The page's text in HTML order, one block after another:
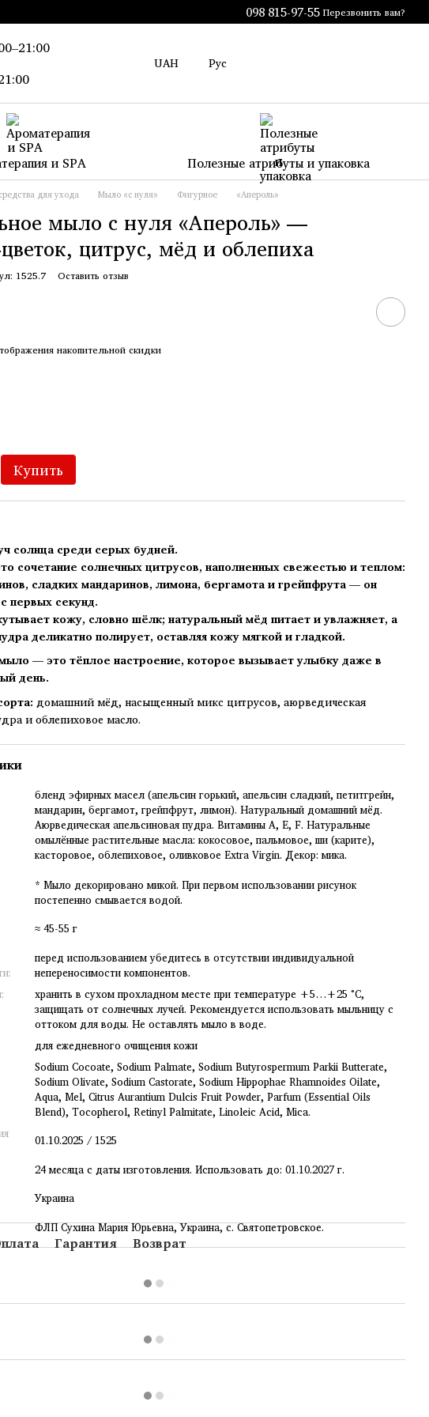
098 815-97-55 Перезвонить вам?
UAH Рус
и SPA Полезные атрибуты и упаковка
для ухода Мыло «с нуля» Фигурное «Апероль»
мыло с нуля «Апероль» —
цитрус, мёд и облепиха
1525.7 Оставить отзыв
накопительной скидки
Купить
солнца среди серых будней.
сочетание солнечных цитрусов, наполненных свежестью и теплом:
сладких мандаринов, лимона, бергамота и грейпфрута — он
первых секунд.
кожу, словно шёлк; натуральный мёд питает и увлажняет, а
деликатно полирует, оставляя кожу мягкой и гладкой.
— это тёплое настроение, которое вызывает улыбку даже в
день.
домашний мёд, насыщенный микс цитрусов, аюрведическая
и облепиховое масло.
бленд эфирных масел (апельсин горький, апельсин сладкий, петитгрейн,
мандарин, бергамот, грейпфрут, лимон). Натуральный домашний мёд.
Аюрведическая апельсиновая пудра. Витамины А, Е, F. Натуральные
омылённые растительные масла: кокосовое, пальмовое, ши (карите),
касторовое, облепиховое, оливковое Extra Virgin. Декор: мика.
* Мыло декорировано микой. При первом использовании рисунок
постепенно смывается водой.
≈ 45-55 г
перед использованием убедитесь в отсутствии индивидуальной
непереносимости компонентов.
хранить в сухом прохладном месте при температуре +5…+25 °C,
защищать от солнечных лучей. Рекомендуется использовать мыльницу с
оттоком для воды. Не оставлять мыло в воде.
для ежедневного очищения кожи
Sodium Cocoate, Sodium Palmate, Sodium Butyrospermum Parkii Butterate,
Sodium Olivate, Sodium Castorate, Sodium Hippophae Rhamnoides Oilate,
Aqua, Mel, Citrus Aurantium Dulcis Fruit Powder, Parfum (Essential Oils
Blend), Tocopherol, Retinyl Palmitate, Linoleic Acid, Mica.
01.10.2025 / 1525
24 месяца с даты изготовления. Использовать до: 01.10.2027 г.
Украина
ФЛП Сухина Мария Юрьевна, Украина, с. Святопетровское.
Гарантия Возврат